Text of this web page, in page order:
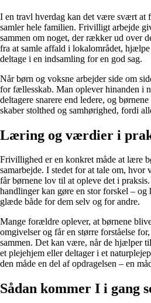
I en travl hverdag kan det være svært at
samler hele familien. Frivilligt arbejde
sammen om noget, der rækker ud over
fra at samle affald i lokalområdet,
deltage i en indsamling for en god sag.
Når børn og voksne arbejder side om
for fællesskab. Man oplever hinanden i
deltagere snarere end ledere, og
skaber stolthed og samhørighed, fordi
Læring og værdier i
Frivillighed er en konkret måde at lære
samarbejde. I stedet for at tale om, hvor
får børnene lov til at opleve det i
handlinger kan gøre en stor forskel –
glæde både for dem selv og for andre.
Mange forældre oplever, at børnene
omgivelser og får en større forståelse
sammen. Det kan være, når de hjælper
et plejehjem eller deltager i et
den måde en del af opdragelsen – en
Sådan kommer I i gang